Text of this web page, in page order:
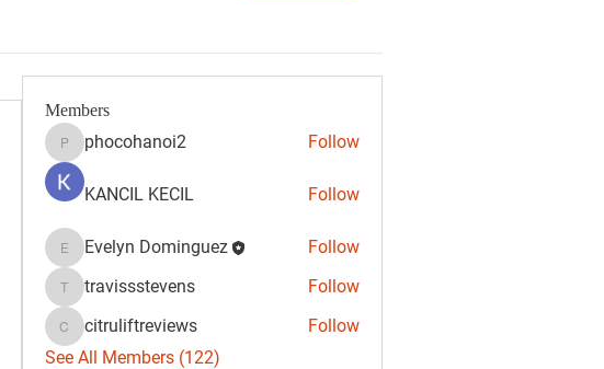
Members
phocohanoi2
phocohanoi2 Follow
KANCIL KECIL Follow
Evelyn Dominguez
Evelyn Dominguez Follow
travissstevens
travissstevens Follow
citruliftreviews
citruliftreviews
Follow
See All Members (122)